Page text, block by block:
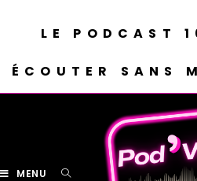
LE PODCAST
ÉCOUTER SANS
MENU